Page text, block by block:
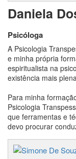
Daniela
Psicóloga
A Psicologia
e minha própria
espiritualista na
existência mais
Para minha
Psicologia
que ferramentas e
devo procurar